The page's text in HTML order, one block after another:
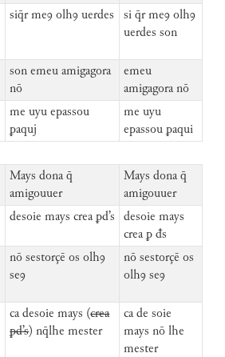
siq̄r meꝯ olhꝯ uerdes
si q̄r meꝯ olhꝯ
uerdes son
son emeu amigagora
nō
emeu
amigagora nō
me uyu epassou
ꝑaquj
me uyu
epassou ꝑaqui
Mays dona q̄
amigouuer
Mays dona q̄
amigouuer
desoie mays crea ꝑd’s
desoie mays
crea ꝑ đs
nō sestorçē os olhꝯ
seꝯ
nō sestorçē os
olhꝯ seꝯ
ca desoie mays (crea
ꝑd’s) nq̄lhe mester
ca de soie
mays nō lhe
mester